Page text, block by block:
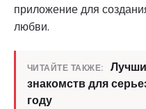
приложение для
любви.
ЧИТАЙТЕ ТАКЖЕ:
знакомств для
году